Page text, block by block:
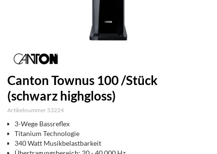
Canton Townus 100 /Stück
(schwarz highgloss)
Artikelnummer 53224
3-Wege Bassreflex
Titanium Technologie
340 Watt Musikbelastbarkeit